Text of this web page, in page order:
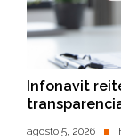
Infonavit
agosto 5, 2026